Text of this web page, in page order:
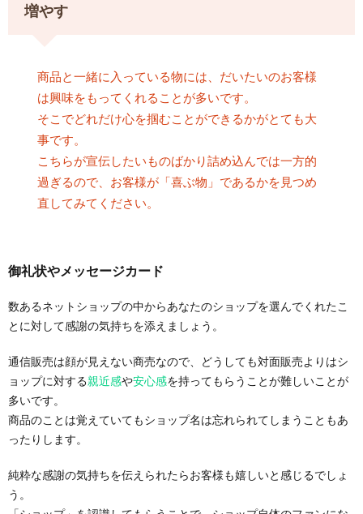
増やす
商品と一緒に入っている物には、だいたいのお客様
は興味をもってくれることが多いです。
そこでどれだけ心を掴むことができるかがとても大
事です。
こちらが宣伝したいものばかり詰め込んでは一方的
過ぎるので、お客様が「喜ぶ物」であるかを見つめ
直してみてください。
御礼状やメッセージカード
数あるネットショップの中からあなたのショップを選んでくれたこ
とに対して感謝の気持ちを添えましょう。
通信販売は顔が見えない商売なので、どうしても対面販売よりはシ
ョップに対する親近感や安心感を持ってもらうことが難しいことが
多いです。
商品のことは覚えていてもショップ名は忘れられてしまうこともあ
ったりします。
純粋な感謝の気持ちを伝えられたらお客様も嬉しいと感じるでしょ
う。